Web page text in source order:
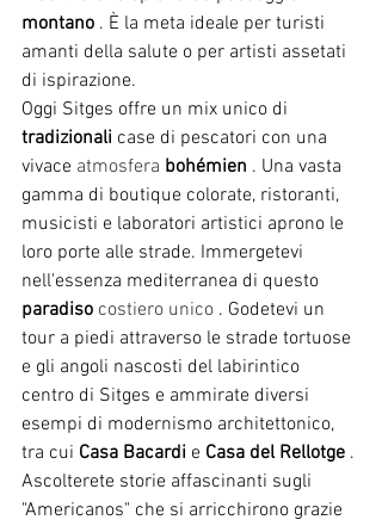
montano . È la meta ideale per turisti
amanti della salute o per artisti assetati
di ispirazione.
Oggi Sitges offre un mix unico di
tradizionali case di pescatori con una
vivace atmosfera bohémien . Una vasta
gamma di boutique colorate, ristoranti,
musicisti e laboratori artistici aprono le
loro porte alle strade. Immergetevi
nell'essenza mediterranea di questo
paradiso costiero unico . Godetevi un
tour a piedi attraverso le strade tortuose
e gli angoli nascosti del labirintico
centro di Sitges e ammirate diversi
esempi di modernismo architettonico,
tra cui Casa Bacardi e Casa del Rellotge .
Ascolterete storie affascinanti sugli
"Americanos" che si arricchirono grazie